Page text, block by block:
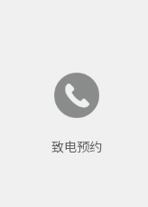
致电预约